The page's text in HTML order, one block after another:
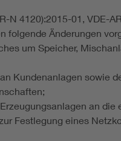
N 4120):2015-01, VDE-
folgende Änderungen
um Speicher,
Kundenanlagen sowie
an die
Festlegung eines